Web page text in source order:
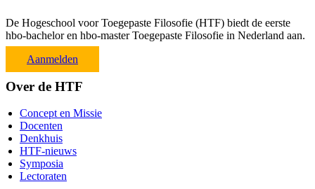
De Hogeschool voor Toegepaste Filosofie (HTF) biedt de eerste
hbo-bachelor en hbo-master Toegepaste Filosofie in Nederland aan.
Aanmelden
Over de HTF
Concept en Missie
Docenten
Denkhuis
HTF-nieuws
Symposia
Lectoraten